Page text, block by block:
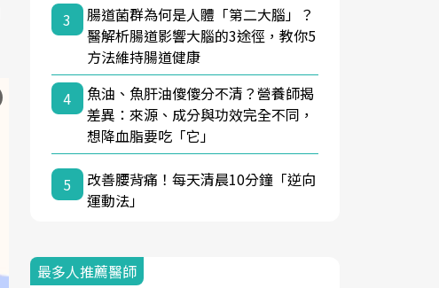
3
腸道菌群為何是人體「第二大腦」？
醫解析腸道影響大腦的3途徑，教你5
方法維持腸道健康
4
魚油、魚肝油傻傻分不清？營養師揭
差異：來源、成分與功效完全不同，
想降血脂要吃「它」
5
改善腰背痛！每天清晨10分鐘「逆向
運動法」
最多人推薦醫師